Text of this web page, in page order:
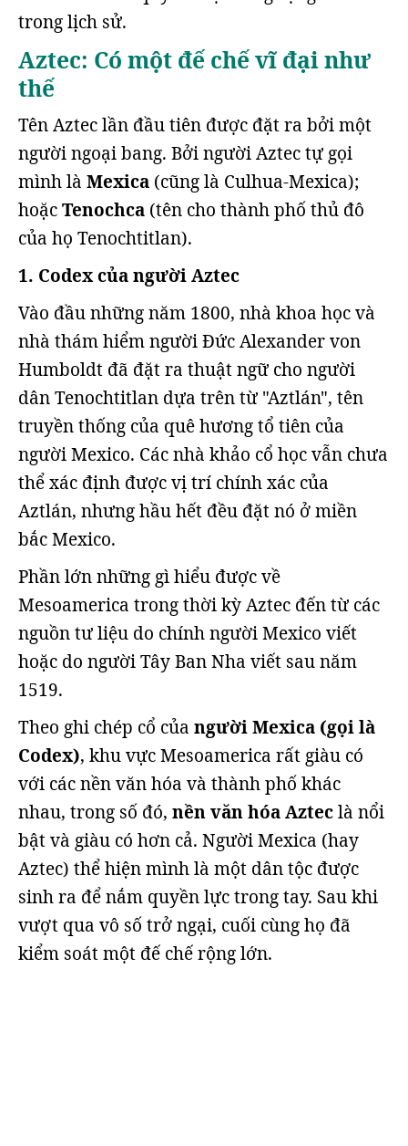
trong lịch sử.
Aztec: Có một đế chế vĩ đại như
thế
Tên Aztec lần đầu tiên được đặt ra bởi một
người ngoại bang. Bởi người Aztec tự gọi
mình là Mexica (cũng là Culhua-Mexica);
hoặcTenochca (tên cho thành phố thủ đô
của họ Tenochtitlan).
1. Codex của người Aztec
Vào đầu những năm 1800, nhà khoa học và
nhà thám hiểm người Đức Alexander von
Humboldt đã đặt ra thuật ngữ cho người
dân Tenochtitlan dựa trên từ "Aztlán", tên
truyền thống của quê hương tổ tiên của
người Mexico. Các nhà khảo cổ học vẫn chưa
thể xác định được vị trí chính xác của
Aztlán, nhưng hầu hết đều đặt nó ở miền
bắc Mexico.
Phần lớn những gì hiểu được về
Mesoamerica trong thời kỳ Aztec đến từ các
nguồn tư liệu do chính người Mexico viết
hoặc do người Tây Ban Nha viết sau năm
1519.
Theo ghi chép cổ của người Mexica (gọi là
Codex), khu vực Mesoamerica rất giàu có
với các nền văn hóa và thành phố khác
nhau, trong số đó, nền văn hóa Azteclà nổi
bật và giàu có hơn cả. Người Mexica (hay
Aztec) thể hiện mình là một dân tộc được
sinh ra để nắm quyền lực trong tay. Sau khi
vượt qua vô số trở ngại, cuối cùng họ đã
kiểm soát một đế chế rộng lớn.